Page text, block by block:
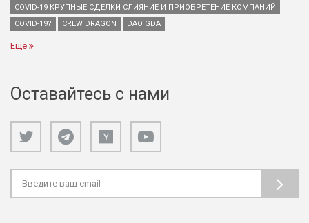
COVID-19 КРУПНЫЕ СДЕЛКИ СЛИЯНИЕ И ПРИОБРЕТЕНИЕ КОМПАНИЙ
COVID-19?
CREW DRAGON DAO GDA
Ещё
Оставайтесь с нами